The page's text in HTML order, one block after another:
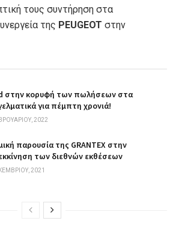
τους συντήρηση στα
της PEUGEOT στην
στην κορυφή των πωλήσεων στα
για πέμπτη χρονιά!
2022
παρουσία της GRANTEX στην
των διεθνών εκθέσεων
2021